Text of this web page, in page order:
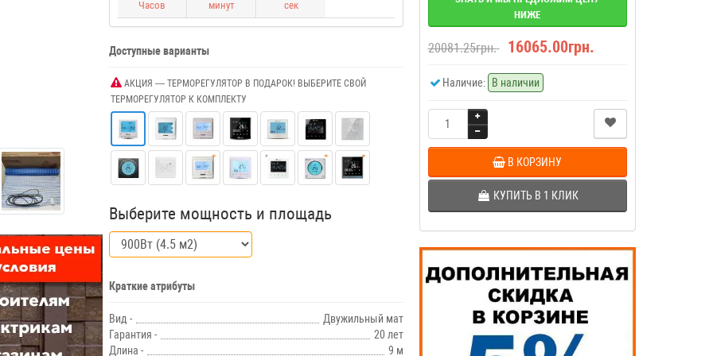
Часов минут сек
Доступные варианты
АКЦИЯ ---- ТЕРМОРЕГУЛЯТОР В ПОДАРОК! ВЫБЕРИТЕ СВОЙ
ТЕРМОРЕГУЛЯТОР К КОМПЛЕКТУ
Выберите мощность и площадь
Краткие атрибуты
Вид -
Двужильный мат
Гарантия -
20 лет
Длина -
9 м
НИЖЕ
20081.25грн. 16065.00грн.
Наличие: В наличии
В КОРЗИНУ
КУПИТЬ В 1 КЛИК